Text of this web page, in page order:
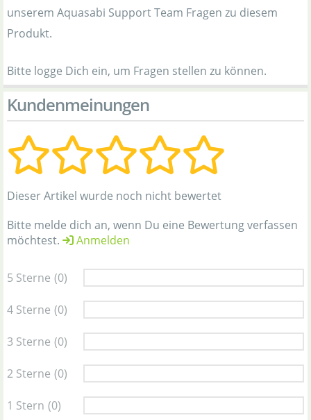
unserem Aquasabi Support Team Fragen zu diesem
Produkt.
Bitte logge Dich ein, um Fragen stellen zu können.
Kundenmeinungen
Dieser Artikel wurde noch nicht bewertet
Bitte melde dich an, wenn Du eine Bewertung verfassen
möchtest.
Anmelden
5 Sterne (0)
4 Sterne (0)
3 Sterne (0)
2 Sterne (0)
1 Stern (0)